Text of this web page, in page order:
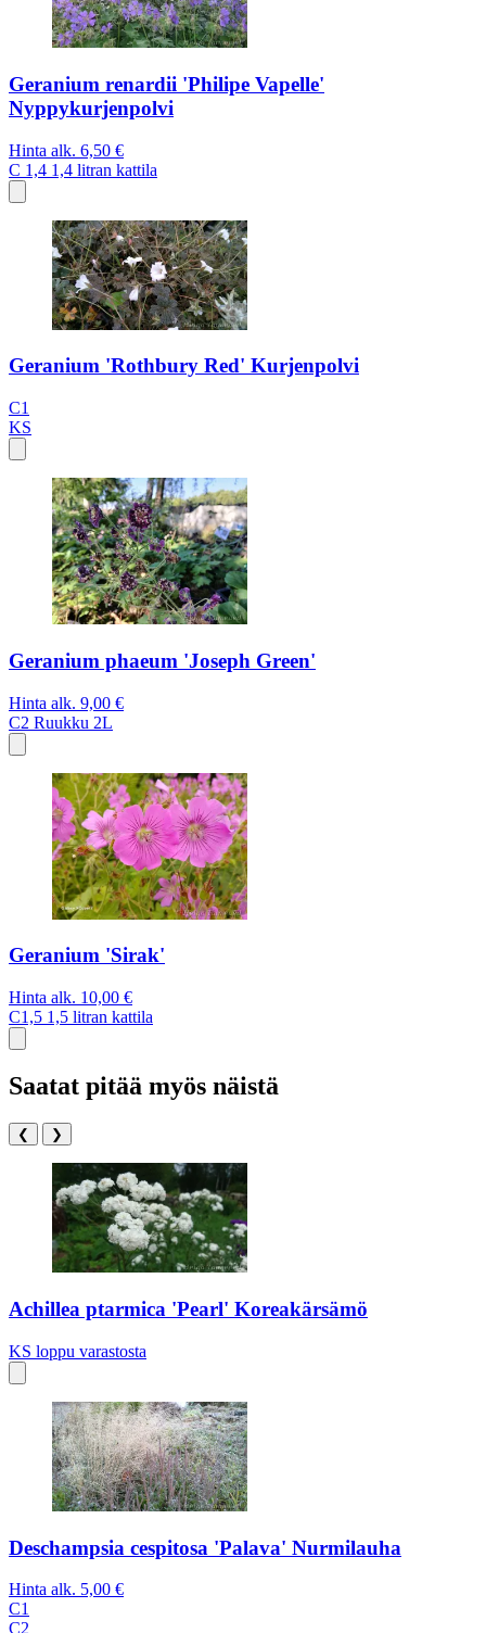
Geranium renardii 'Philipe Vapelle'
Nyppykurjenpolvi
Hinta alk. 6,50 €
C 1,4 1,4 litran kattila
Geranium 'Rothbury Red' Kurjenpolvi
C1
KS
Geranium phaeum 'Joseph Green'
Hinta alk. 9,00 €
C2 Ruukku 2L
Geranium 'Sirak'
Hinta alk. 10,00 €
C1,5 1,5 litran kattila
Saatat pitää myös näistä
❮ ❯
Achillea ptarmica 'Pearl' Koreakärsämö
KS loppu varastosta
Deschampsia cespitosa 'Palava' Nurmilauha
Hinta alk. 5,00 €
C1
C2